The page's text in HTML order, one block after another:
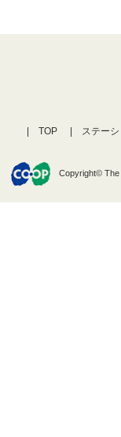
TOP ステー
Copyright© The